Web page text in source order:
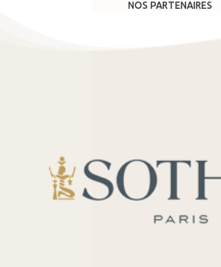
NOS PARTENAIRES